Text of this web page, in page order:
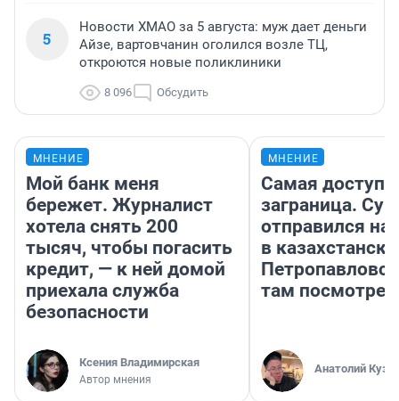
5
Новости ХМАО за 5 августа: муж дает деньги
Айзе, вартовчанин оголился возле ТЦ,
откроются новые поликлиники
8 096 Обсудить
МНЕНИЕ
Мой банк меня
бережет. Журналист
хотела снять 200
тысяч, чтобы погасить
кредит, — к ней домой
приехала служба
безопасности
Ксения Владимирская
Автор мнения
МНЕНИЕ
Самая
заграница.
отправился
в
там
Анатолий